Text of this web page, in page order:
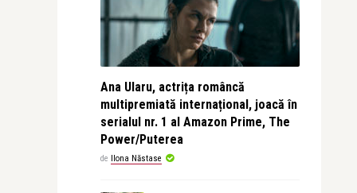
Ana Ularu, actrița româncă
multipremiată internațional, joacă în
serialul nr. 1 al Amazon Prime, The
Power/Puterea
de Ilona Năstase